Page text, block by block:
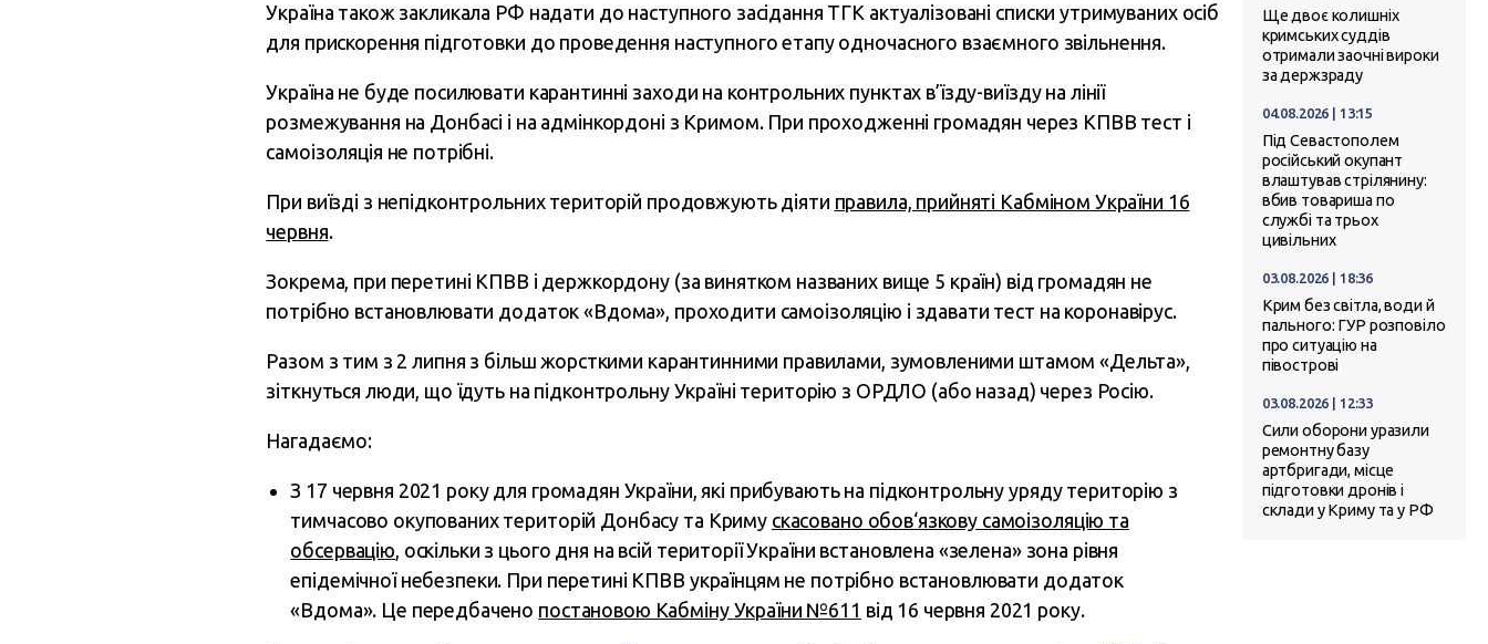
Україна також закликала РФ надати до наступного засідання ТГК актуалізовані списки утримуваних осіб
для прискорення підготовки до проведення наступного етапу одночасного взаємного звільнення.
Україна не буде посилювати карантинні заходи на контрольних пунктах в’їзду-виїзду на лінії
розмежування на Донбасі і на адмінкордоні з Кримом. При проходженні громадян через КПВВ тест і
самоізоляція не потрібні.
При виїзді з непідконтрольних територій продовжують діяти правила, прийняті Кабміном України 16
червня.
Зокрема, при перетині КПВВ і держкордону (за винятком названих вище 5 країн) від громадян не
потрібно встановлювати додаток «Вдома», проходити самоізоляцію і здавати тест на коронавірус.
Разом з тим з 2 липня з більш жорсткими карантинними правилами, зумовленими штамом «Дельта»,
зіткнуться люди, що їдуть на підконтрольну Україні територію з ОРДЛО (або назад) через Росію.
Нагадаємо:
З 17 червня 2021 року для громадян України, які прибувають на підконтрольну уряду територію з
тимчасово окупованих територій Донбасу та Криму скасовано обов‘язкову самоізоляцію та
обсервацію, оскільки з цього дня на всій території України встановлена «зелена» зона рівня
епідемічної небезпеки. При перетині КПВВ українцям не потрібно встановлювати додаток
«Вдома». Це передбачено постановою Кабміну України №611 від 16 червня 2021 року.
Ще двоє колишніх
кримських суддів
отримали заочні вироки
за держзраду
04.08.2026 | 13:15
Під Севастополем
російський окупант
влаштував стрілянину:
вбив товариша по
службі та трьох
цивільних
03.08.2026 | 18:36
Крим без світла, води й
пального: ГУР розповіло
про ситуацію на
півострові
03.08.2026 | 12:33
Сили оборони уразили
ремонтну базу
артбригади, місце
підготовки дронів і
склади у Криму та у РФ